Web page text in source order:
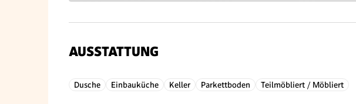
AUSSTATTUNG
Dusche Einbauküche Keller Parkettboden Teilmöbliert / Möbliert